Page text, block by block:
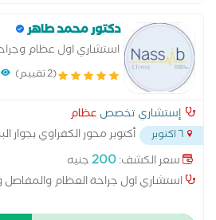
دكتور محمد طاهر
استشاري اول عظام
(2 تقييم)
إستشاري تخصص عظام
أكتوبر محور الكفراوي بجوار
سعر الكشف:200جنيه
استشاري اول جراحة العظام والمفاصل